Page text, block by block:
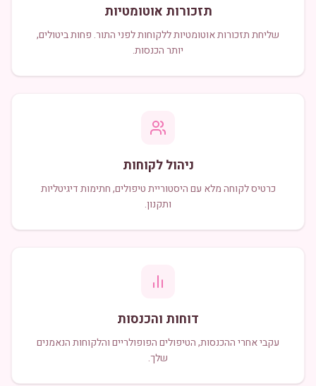
תזכורות אוטומטיות
שליחת תזכורות אוטומטיות ללקוחות לפני התור. פחות ביטולים,
יותר הכנסות.
ניהול לקוחות
כרטיס לקוחה מלא עם היסטוריית טיפולים, חתימות דיגיטליות
ותקנון.
דוחות והכנסות
עקבי אחרי ההכנסות, הטיפולים הפופולריים והלקוחות הנאמנים
שלך.